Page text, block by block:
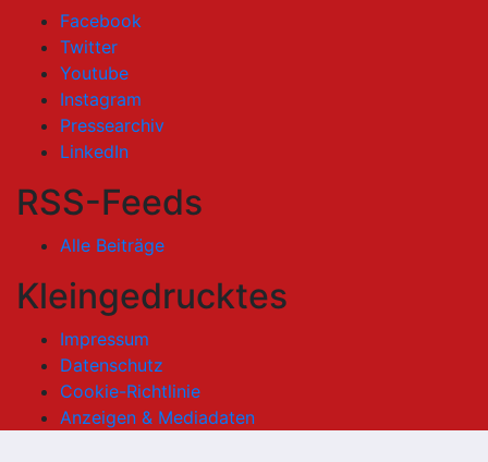
Facebook
Twitter
Youtube
Instagram
Pressearchiv
LinkedIn
RSS-Feeds
Alle Beiträge
Kleingedrucktes
Impressum
Datenschutz
Cookie-Richtlinie
Anzeigen & Mediadaten